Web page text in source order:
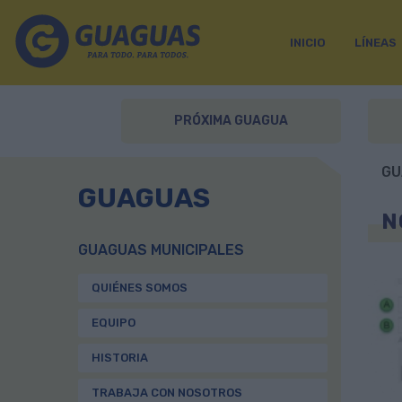
INICIO LÍNEAS
PRÓXIMA GUAGUA
GUAGUAS
GUAGUAS MUNICIPALES
QUIÉNES SOMOS
EQUIPO
HISTORIA
TRABAJA CON NOSOTROS